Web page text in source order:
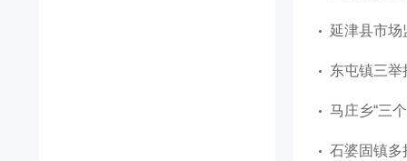
延津县市场
东屯镇三
马庄乡“三
石婆固镇多